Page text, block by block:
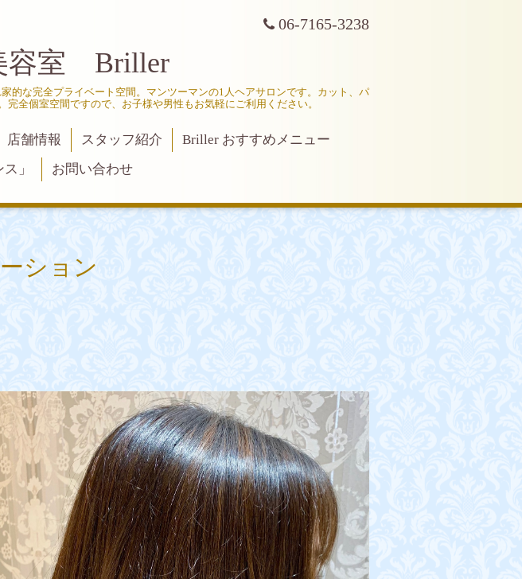
06-7165-3238
容室 Briller
的な完全プライベート空間。マンツーマンの1人ヘアサロンです。カット、パ
全個室空間ですので、お子様や男性もお気軽にご利用ください。
店舗情報 スタッフ紹介
Briller おすすめメニュー
」
お問い合わせ
ション